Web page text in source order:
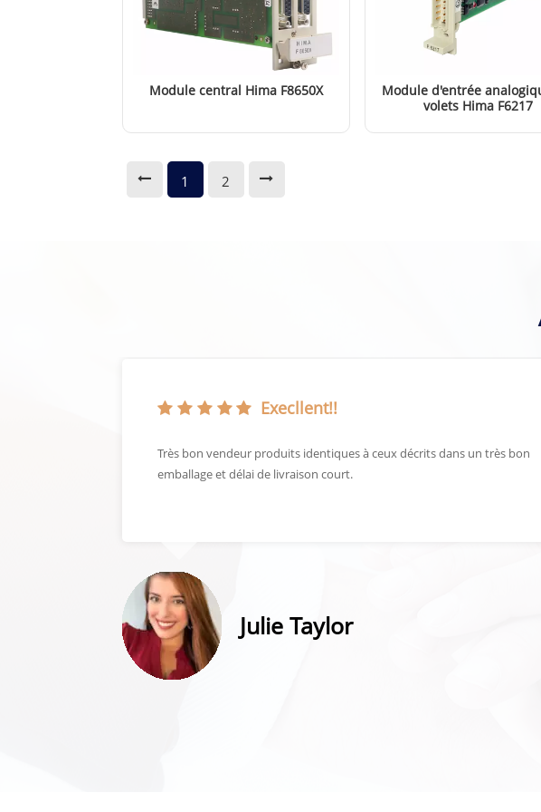
Module central Hima F8650X
Module d'entrée
volets Hima F6217
1 2
Execllent!!
Très bon vendeur produits identiques à ceux décrits dans un très bon
emballage et délai de livraison court.
Julie Taylor